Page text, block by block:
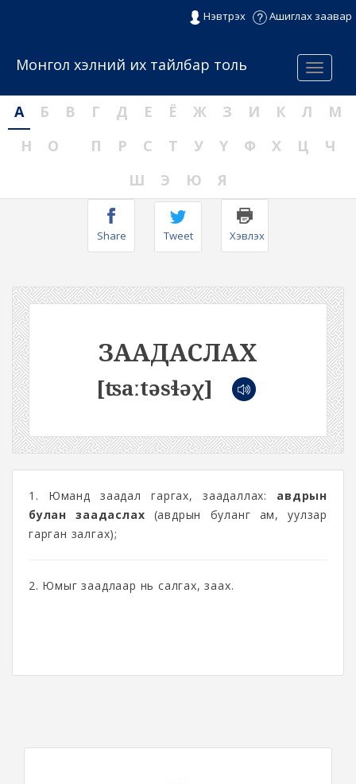
Нэвтрэх Ашиглах заавар
Menu
Монгол хэлний их тайлбар толь
А Б В Г Д Е Ё Ж З И К Л
М
Н
О П Р С Т У Ү Ф Х Ц
Ч
Ш
Э Ю Я
Share Tweet Хэвлэх
ЗААДАСЛАХ
[ʦaːtəsɬəχ]
1. Юманд заадал гаргах, заадаллах: авдрын
булан заадаслах (авдрын буланг ам, уулзар
гарган залгах);
2. Юмыг заадлаар нь салгах, заах.